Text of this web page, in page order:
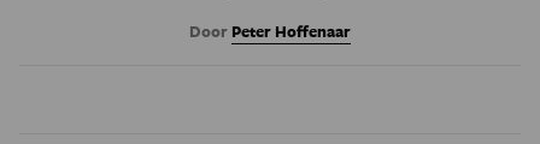
Door Peter Hoffenaar